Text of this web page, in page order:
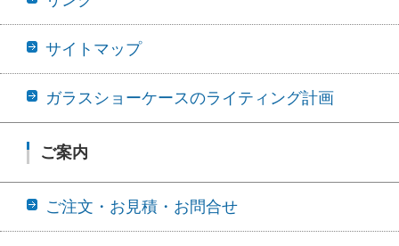
サイトマップ
ガラスショーケースのライティング計画
ご案内
ご注文・お見積・お問合せ